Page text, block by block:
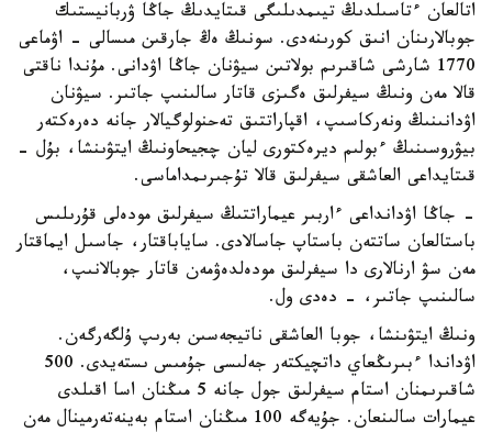
اتالعان ءتاسىلدىڭ تيىمدىلىگى قىتايدىڭ جاڭا ۋربانيستىك
جوبالارىنان انىق كورىنەدى. سونىڭ ەڭ جارقىن مىسالى - اۋماعى
1770 شارشى شاقىرىم بولاتىن سيۋنان جاڭا اۋدانى. مۇندا ناقتى
قالا مەن ونىڭ سيفرلىق ەگىزى قاتار سالىنىپ جاتىر. سيۋنان
اۋدانىنىڭ ونەركاسىپ، اقپاراتتىق تەحنولوگيالار جانە دەرەكتەر
بيۋروسىنىڭ ءبولىم ديرەكتورى ليان چجيحاونىڭ ايتۋىنشا، بۇل -
قىتايداعى العاشقى سيفرلىق قالا تۇجىرىمداماسى.
- جاڭا اۋدانداعى ءاربىر عيماراتتىڭ سيفرلىق مودەلى قۇرىلىس
باستالعان ساتتەن باستاپ جاسالادى. ساياباقتار، جاسىل ايماقتار
مەن سۋ ارنالارى دا سيفرلىق مودەلدەۋمەن قاتار جوبالانىپ،
سالىنىپ جاتىر، - دەدى ول.
ونىڭ ايتۋىنشا، جوبا العاشقى ناتيجەسىن بەرىپ ۇلگەرگەن.
اۋداندا ءبىرىڭعاي داتچيكتەر جەلىسى جۇمىس ىستەيدى. 500
شاقىرىمنان استام سيفرلىق جول جانە 5 مىڭنان اسا اقىلدى
عيمارات سالىنعان. جۇيەگە 100 مىڭنان استام بەينەتەرمينال مەن